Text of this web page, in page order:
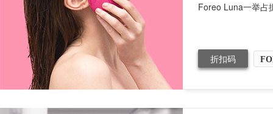
Foreo Luna一举占
折扣码